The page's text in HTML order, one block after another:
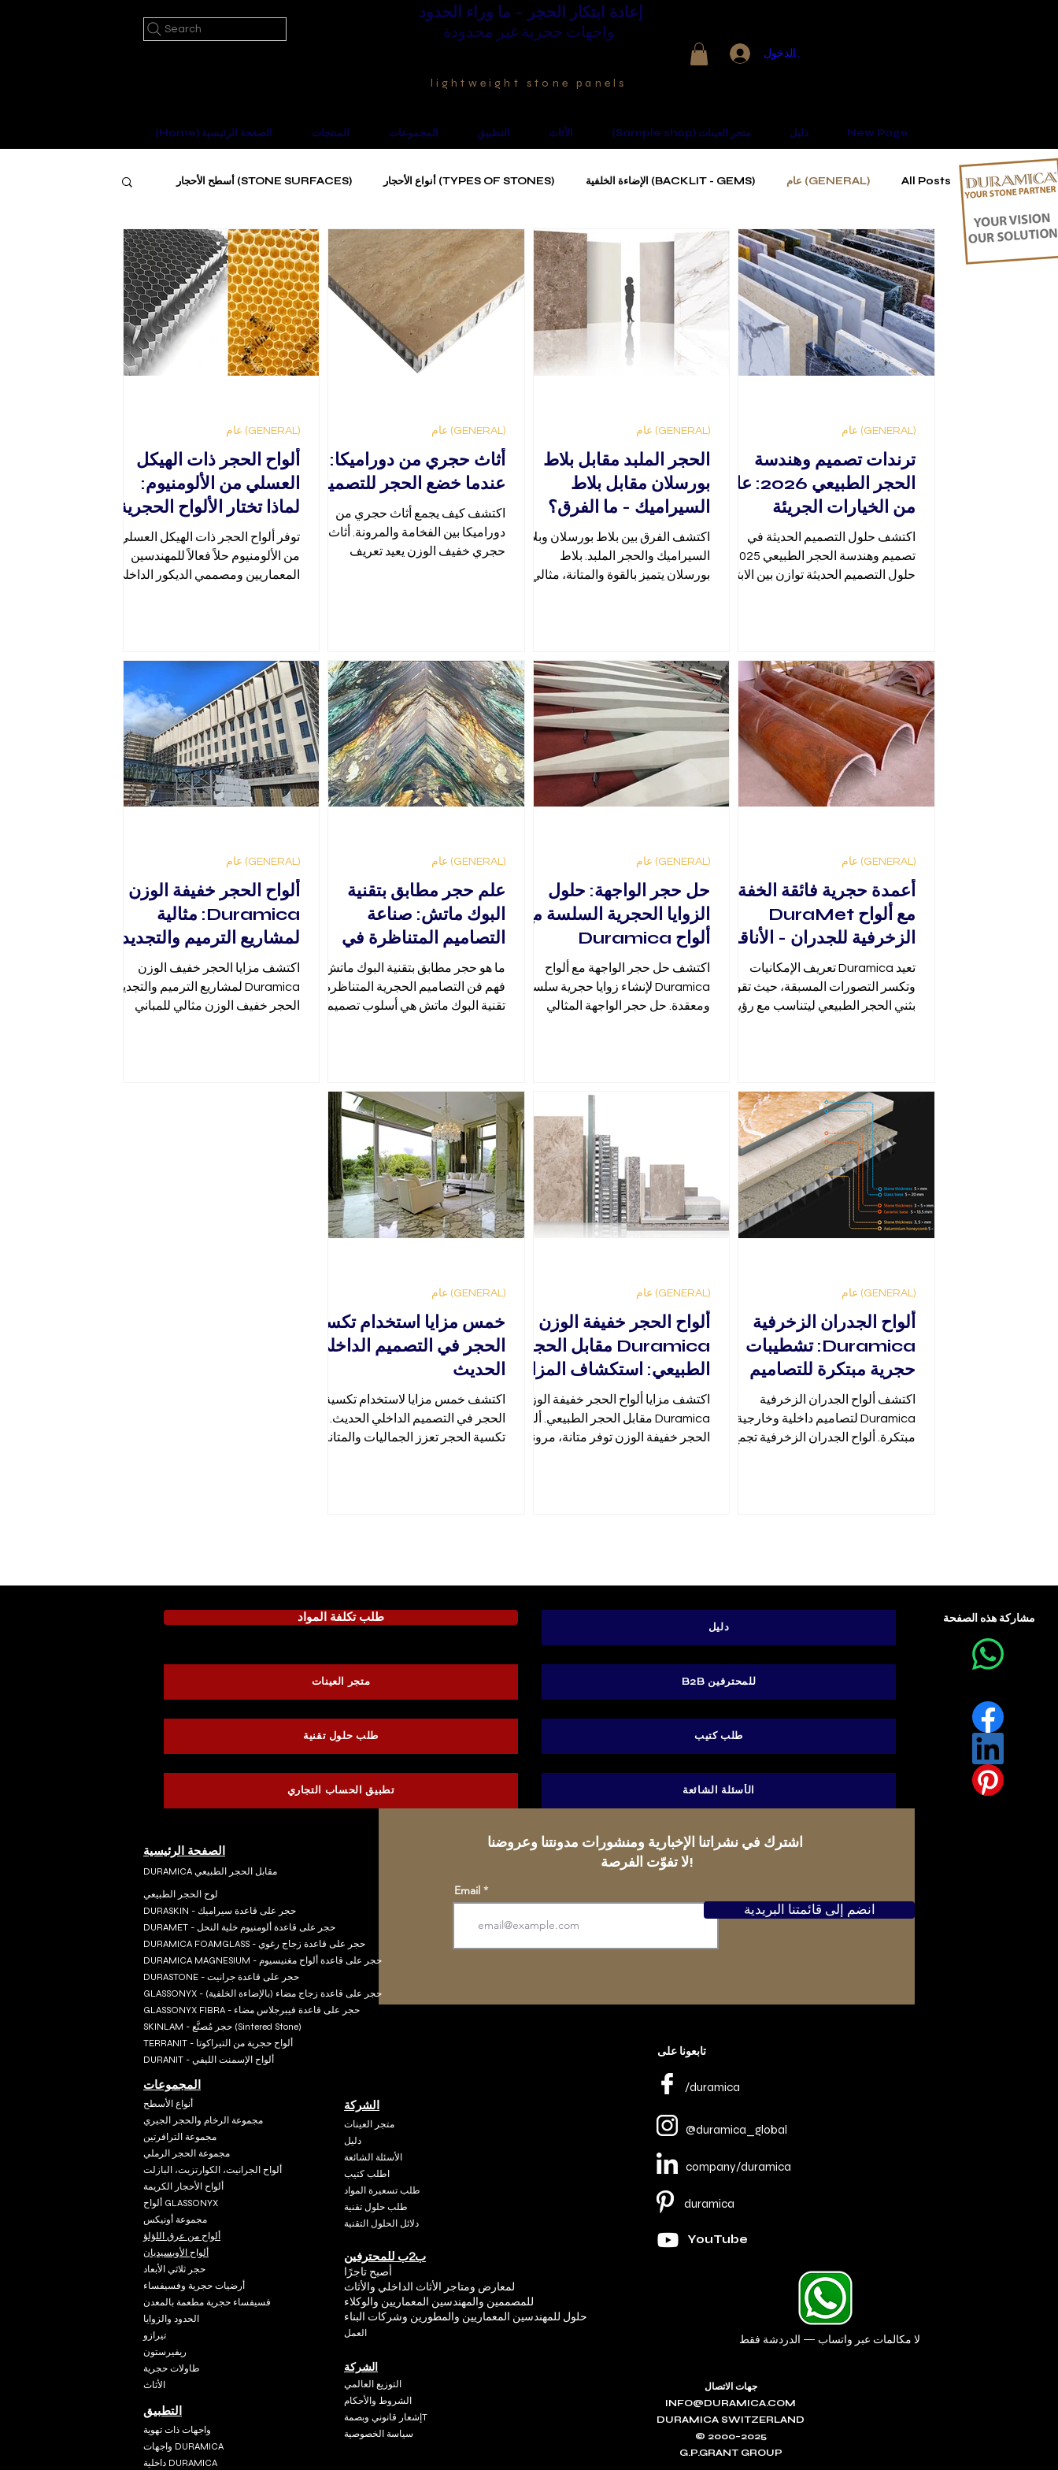
Search
تسجيل الدخول
إعادة ابتكار الحجر - ما وراء الحدود
واجهات حجرية غير محدودة
lightweight stone panels
(Home) الصفحة الرئيسية المنتجات المجموعات التطبيق الأثاث (Sample shop) متجر العينات دليل New Page
All Posts (GENERAL) عام (BACKLIT - GEMS) الإضاءة الخلفية (TYPES OF STONES) أنواع الأحجار (STONE SURFACES) أسطح الأحجار
(FACADES) الواجهات
ترندات تصميم وهندسة
الحجر الطبيعي 2026: عام
من الخيارات الجريئة
والمستدامة والمبتكرة.
حلول التصميم الحديثة
والفريدة.
اكتشف حلول التصميم الحديثة في
حلول التصميم الحديثة توازن بين الابتكار
(GENERAL) عام
الحجر الملبد مقابل بلاط
بورسلان مقابل بلاط
السيراميك - ما الفرق؟
اكتشف الفرق بين بلاط بورسلان وبلاط
السيراميك والحجر الملبد. بلاط
بورسلان يتميز بالقوة والمتانة، مثالي
(GENERAL) عام
أثاث حجري من دوراميكا:
عندما خضع الحجر للتصميم
اكتشف كيف يجمع أثاث حجري من
دوراميكا بين الفخامة والمرونة. أثاث
حجري خفيف الوزن يعيد تعريف
(GENERAL) عام
ألواح الحجر ذات الهيكل
العسلي من الألومنيوم:
لماذا تختار الألواح الحجرية
خفيفة الوزن لمشاريعك
المعمارية والداخلية؟
توفر ألواح الحجر ذات الهيكل العسلي
من الألومنيوم حلاً فعالاً للمهندسين
المعماريين ومصممي الديكور الداخلي
(GENERAL) عام
أعمدة حجرية فائقة الخفة
مع ألواح DuraMet
الزخرفية للجدران - الأناقة،
الخفة، وفعالية التكلفة
تعيد Duramica تعريف الإمكانيات
وتكسر التصورات المسبقة، حيث تقوم
بثني الحجر الطبيعي ليتناسب مع رؤيتك!
(GENERAL) عام
حل حجر الواجهة: حلول
الزوايا الحجرية السلسة مع
ألواح Duramica
اكتشف حل حجر الواجهة مع ألواح
Duramica لإنشاء زوايا حجرية سلسة
ومعقدة. حل حجر الواجهة المثالي
(GENERAL) عام
علم حجر مطابق بتقنية
البوك ماتش: صناعة
التصاميم المتناظرة في
الحجر الطبيعي
ما هو حجر مطابق بتقنية البوك ماتش؟
فهم فن التصاميم الحجرية المتناظرة
تقنية البوك ماتش هي أسلوب تصميم
تُنشئ نمطًا متناظرًا يشبه الكتاب
المفتوح، ومن هنا جاء الاسم. تُعرف هذه
التقنية أيضًا بأسماء أخرى مثل
macchia aperta (المساحة المفتوحة
بالإيطالية)، أو نمط الفراشة، وكلها تشير
إلى نمط ترتيب يخلق تأثيرًا متناظرًا
بصريًا مذهلًا.
(GENERAL) عام
ألواح الحجر خفيفة الوزن
Duramica: مثالية
لمشاريع الترميم والتجديد
اكتشف مزايا الحجر خفيف الوزن
Duramica لمشاريع الترميم والتجديد.
الحجر خفيف الوزن مثالي للمباني
(GENERAL) عام
ألواح الجدران الزخرفية
Duramica: تشطيبات
حجرية مبتكرة للتصاميم
الداخلية والخارجية
اكتشف ألواح الجدران الزخرفية
Duramica لتصاميم داخلية وخارجية
مبتكرة. ألواح الجدران الزخرفية تجمع
(GENERAL) عام
ألواح الحجر خفيفة الوزن
Duramica مقابل الحجر
الطبيعي: استكشاف المزايا
اكتشف مزايا ألواح الحجر خفيفة الوزن
Duramica مقابل الحجر الطبيعي. ألواح
الحجر خفيفة الوزن توفر متانة، مرونة
(GENERAL) عام
خمس مزايا استخدام تكسية
الحجر في التصميم الداخلي
الحديث
اكتشف خمس مزايا لاستخدام تكسية
الحجر في التصميم الداخلي الحديث.
تكسية الحجر تعزز الجماليات والمتانة
(GENERAL) عام
طلب تكلفة المواد
متجر العينات
طلب حلول تقنية
تطبيق الحساب التجاري
دليل
الأسئلة الشائعة
طلب كتيب
B2B للمحترفين
مشاركة هذه الصفحة
لا تفوّت الفرصة!
Email
انضم إلى قائمتنا البريدية
الصفحة الرئيسية
DURAMICA مقابل الحجر الطبيعي
لوح الحجر الطبيعي
DURASKIN - حجر على قاعدة سيراميك
DURAMET - حجر على قاعدة ألومنيوم خلية النحل
DURAMICA FOAMGLASS - حجر على قاعدة زجاج رغوي
DURAMICA MAGNESIUM - حجر على قاعدة ألواح مغنيسيوم
DURASTONE - حجر على قاعدة جرانيت
GLASSONYX - حجر على قاعدة زجاج مضاء (بالإضاءة الخلفية)
GLASSONYX FIBRA - حجر على قاعدة فيبرجلاس مضاء
SKINLAM - حجر مُصنَّع (Sintered Stone)
TERRANIT - ألواح حجرية من التيراكوتا
DURANIT - ألواح الإسمنت الليفي
المجموعات
أنواع الأسطح
مجموعة الرخام والحجر الجيري
مجموعة الترافرتين
مجموعة الحجر الرملي
ألواح الجرانيت، الكوارتزيت، البازلت
ألواح الأحجار الكريمة
ألواح GLASSONYX
مجموعة أونيكس
ألواح من عرق اللؤلؤ
ألواح الأوبسيديان
حجر ثلاثي الأبعاد
أرضيات حجرية وفسيفساء
فسيفساء حجرية مطعمة بالمعدن
الحدود والزوايا
تيرازو
ريفيرستون
طاولات حجرية
الأثاث
التطبيق
واجهات ذات تهوية
واجهات DURAMICA
داخلية DURAMICA
الشركة
متجر العينات
دليل
الأسئلة الشائعة
اطلب كتيب
طلب تسعيرة المواد
طلب حلول تقنية
دلائل الحلول التقنية
ب2ب للمحترفين
أصبح تاجرًا
لمعارض ومتاجر الأثاث الداخلي والأثاث
للمصممين والمهندسين المعماريين والوكلاء
حلول للمهندسين المعماريين والمطورين وشركات البناء
العمل
الشركة
التوزيع العالمي
الشروط والأحكام
إشعار قانوني وبصمةT
سياسة الخصوصية
تابعونا على
/duramica
@duramica_global
company/duramica
duramica
YouTube
جهات الاتصال
INFO@DURAMICA.COM
DURAMICA SWITZERLAND
© 2000–2025
G.P.GRANT GROUP
لا مكالمات عبر واتساب — الدردشة فقط